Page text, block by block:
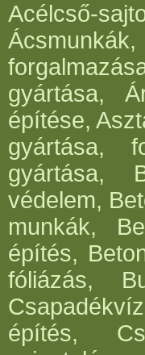
Acélcső-
gyártása,
építése,
gyártása,
gyártása,
védelem,
munkák,
építés,
fóliázás,
építés,